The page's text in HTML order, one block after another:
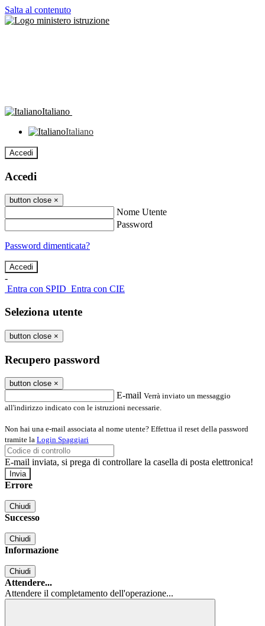
Salta al contenuto
Italiano
Italiano
Accedi
Accedi
button close ×
Nome Utente
Password
Password dimenticata?
-
Entra con SPID Entra con CIE
Seleziona utente
button close ×
Recupero password
button close ×
E-mail Verrà inviato un messaggio
all'indirizzo indicato con le istruzioni necessarie.
Non hai una e-mail associata al nome utente? Effettua il reset della password
tramite la Login Spaggiari
E-mail inviata, si prega di controllare la casella di posta elettronica!
Errore
Chiudi
Successo
Chiudi
Informazione
Chiudi
Attendere...
Attendere il completamento dell'operazione...